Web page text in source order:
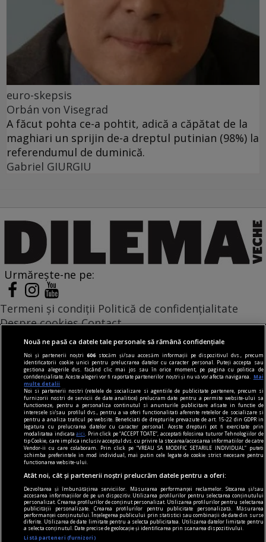
euro-skepsis
Orbán von Visegrad
A făcut pohta ce-a pohtit, adică a căpătat de la
maghiari un sprijin de-a dreptul putinian (98%) la
referendumul de duminică.
Gabriel GIURGIU
Urmărește-ne pe:
Termeni și condiții Politică de confidențialitate
Despre cookies Contact
Modifică preferințe pentru confidențialitate
© Toate drepturile rezervate Adevarul Holding 2026
Din rețeaua Adevărul Holding:
Adevarul.ro
Click.ro
ClickPoftaBuna.ro
ClickSanatate.ro
ClickPentruFemei.ro
DilemaVeche.ro
OkMagazine.ro
Historia.ro
Nouă ne pasă ca datele tale personale să rămână confidențiale
Noi și partenerii noștri606 stocăm și/sau accesăm informații pe dispozitivul dvs., precum
identificatorii cookie unici pentru prelucrarea datelor cu caracter personal. Puteți accepta sau
gestiona alegerile dvs. făcând clic mai jos sau în orice moment, pe pagina cu politica de
confidențialitate. Aceste alegeri vor fi raportate partenerilor noștri și nu vă vor afecta navigarea.
Mai
multe detalii
Noi si partenerii nostri (retelele de socializare si agentiile de publicitate partenere, precum si
furnizorii nostri de servicii de date analitice) prelucram date pentru a permite website-ului sa
functioneze, pentru a personaliza continutul si anunturile publicitare afisate in functie de
interesele si/sau profilul dvs., pentru a va oferi functionalitati aferente retelelor de socializare si
pentru a analiza traficul pe website. Beneficiati de drepturile prevazute de art. 15-22 din GDPR in
legatura cu prelucrarea datelor cu caracter personal. Aceste drepturi pot fi exercitate prin
modalitatea indicataaici
. Prin click pe “ACCEPT TOATE”, acceptati folosirea tuturor Tehnologiilor de
tip Cookie, care implica inclusiv acceptul dvs. cu privire la stocarea/accesarea informatiilor de catre
Vendor-ii cu care colaboram. Prin click pe “VREAU SA MODIFIC SETARILE INDIVIDUAL” puteti
schimba preferintele in mod individual, mai putin cele legate de cookie strict necesare pentru
functionarea website-ului.
Atât noi, cât și partenerii noștri prelucrăm datele pentru a oferi:
Dezvoltarea și îmbunătățirea serviciilor. Măsurarea performanței reclamelor. Stocarea și/sau
accesarea informațiilor de pe un dispozitiv. Utilizarea profilurilor pentru selectarea conținutului
personalizat. Crearea profilurilor de conținut personalizat. Utilizarea profilurilor pentru selectarea
publicității personalizate. Crearea profilurilor pentru publicitate personalizată. Măsurarea
performanței conținutului. Înțelegerea publicului prin statistici sau combinații de date din surse
diferite. Utilizarea de date limitate pentru a selecta publicitatea. Utilizarea datelor limitate pentru
a selecta conținutul. Date precise de geolocație și identificarea prin scanarea dispozitivului.
Listă parteneri (furnizori)